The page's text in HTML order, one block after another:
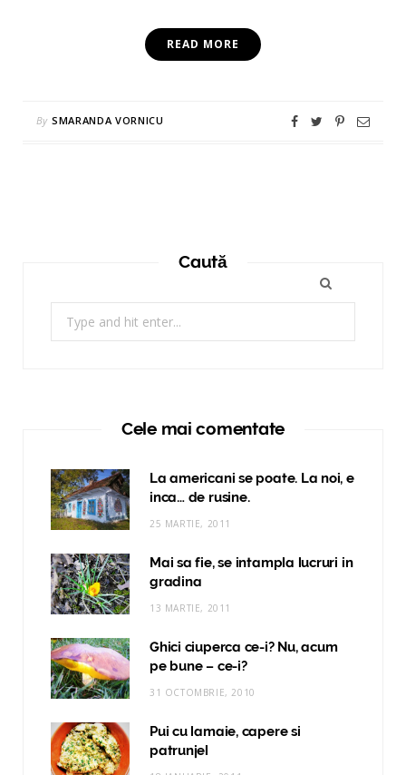
READ MORE
By SMARANDA VORNICU
Caută
for:
Cele mai comentate
La americani se poate. La noi, e
inca… de rusine.
25 MARTIE, 2011
Mai sa fie, se intampla lucruri in
gradina
13 MARTIE, 2011
Ghici ciuperca ce-i? Nu, acum
pe bune – ce-i?
31 OCTOMBRIE, 2010
Pui cu lamaie, capere si
patrunjel